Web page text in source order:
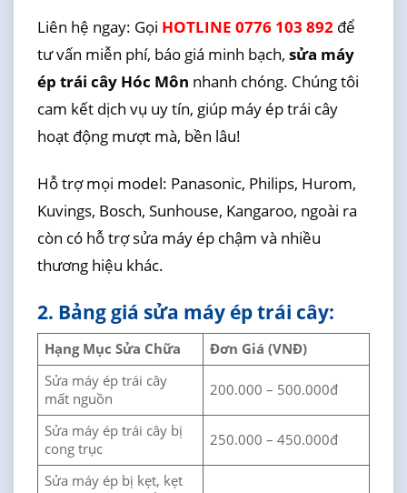
Liên hệ ngay: Gọi HOTLINE 0776 103 892để
tư vấn miễn phí, báo giá minh bạch, sửa máy
ép trái cây Hóc Môn nhanh chóng. Chúng tôi
cam kết dịch vụ uy tín, giúp máy ép trái cây
hoạt động mượt mà, bền lâu!
Hỗ trợ mọi model: Panasonic, Philips, Hurom,
Kuvings, Bosch, Sunhouse, Kangaroo, ngoài ra
còn có hỗ trợ sửa máy ép chậm và nhiều
thương hiệu khác.
2. Bảng giá sửa máy ép trái cây:
Hạng Mục Sửa Chữa
Đơn Giá (VNĐ)
Sửa máy ép trái cây
mất nguồn
200.000 – 500.000đ
Sửa máy ép trái cây bị
cong trục
250.000 – 450.000đ
Sửa máy ép bị kẹt, kẹt